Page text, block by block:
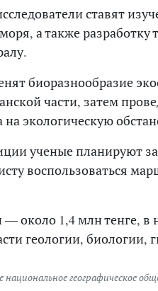
ставят
а также
биоразнообразие
части, затем
на экологическую
ученые планируют
воспользоваться
около 1,4 млн тенге, в
геологии, биологии,
национальное географическое